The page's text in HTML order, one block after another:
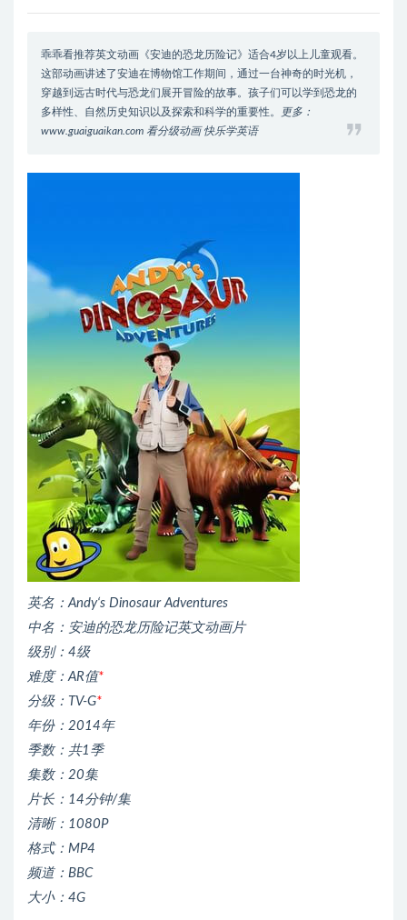
乖乖看推荐英文动画《安迪的恐龙历险记》适合4岁以上儿童观看。
这部动画讲述了安迪在博物馆工作期间，通过一台神奇的时光机，
穿越到远古时代与恐龙们展开冒险的故事。孩子们可以学到恐龙的
多样性、自然历史知识以及探索和科学的重要性。
更多：
www.guaiguaikan.com 看分级动画 快乐学英语
英名：Andy‘s Dinosaur Adventures
中名：安迪的恐龙历险记英文动画片
级别：4级
难度：AR值*
分级：TV-G*
年份：2014年
季数：共1季
集数：20集
片长：14分钟/集
清晰：1080P
格式：MP4
频道：BBC
大小：4G